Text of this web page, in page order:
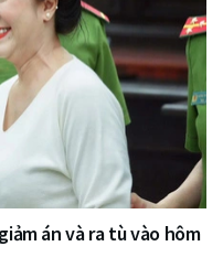
án và ra tù vào hôm